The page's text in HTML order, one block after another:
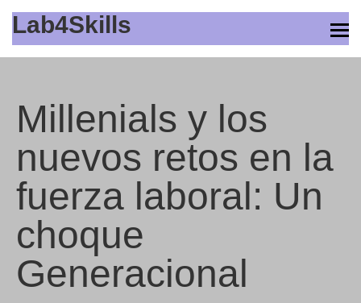
Lab4Skills
Millenials y los
nuevos retos en la
fuerza laboral: Un
choque
Generacional